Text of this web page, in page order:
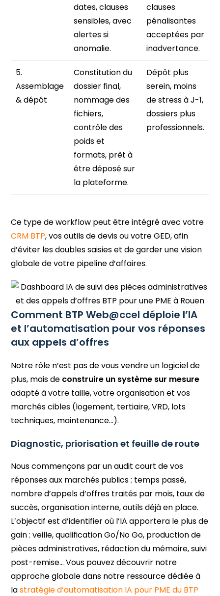
dates, clauses
sensibles, avec
alertes si
anomalie.
clauses
pénalisantes
acceptées par
inadvertance.
5.
Assemblage
& dépôt
Constitution du
dossier final,
nommage des
fichiers,
contrôle des
poids et
formats, prêt à
être déposé sur
la plateforme.
Dépôt plus
serein, moins
de stress à J-1,
dossiers plus
professionnels.
Ce type de workflow peut être intégré avec votre
CRM BTP, vos outils de devis ou votre GED, afin
d’éviter les doubles saisies et de garder une vision
globale de votre pipeline d’affaires.
Comment BTP Web@ccel déploie l’IA
et l’automatisation pour vos réponses
aux appels d’offres
Notre rôle n’est pas de vous vendre un logiciel de
plus, mais de construire un système sur mesure
adapté à votre taille, votre organisation et vos
marchés cibles (logement, tertiaire, VRD, lots
techniques, maintenance…).
Diagnostic, priorisation et feuille de route
Nous commençons par un audit court de vos
réponses aux marchés publics : temps passé,
nombre d’appels d’offres traités par mois, taux de
succès, organisation interne, outils déjà en place.
L’objectif est d’identifier où l’IA apportera le plus de
gain : veille, qualification Go/No Go, production de
pièces administratives, rédaction du mémoire, suivi
post-remise… Vous pouvez découvrir notre
approche globale dans notre ressource dédiée à
lastratégie d’automatisation IA pour PME du BTP